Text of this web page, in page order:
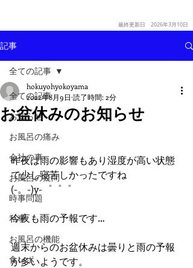
最終更新日 2026年3月10日
記事
全ての記事
お知らせ
お風呂の痛み
会社の事
お風呂の疑問
時事問題
私事
お風呂の機能
食レポ
全ての記事
お盆休みのお知らせ
hokuyohyokoyama
2022年8月9日 読了時間: 2分
昨夜は雨の影響もあり湿度が高い状態
で少し寝苦しかったですね
(-。-)y-゜゜゜
今夜も雨の予報です…
週末からのお盆休みは曇りと雨の予報
が多いようです。